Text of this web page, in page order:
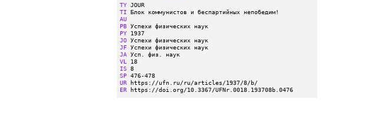
TY
TI
AU
PB
PY
JO
JF
JA
VL
IS
SP
UR
ER https://doi.org/10.3367/UFNr.0018.193708b.0476